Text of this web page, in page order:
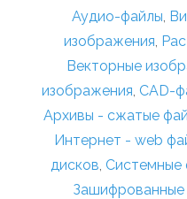
Аудио-файлы,
изображения,
Векторные
изображения, CAD-
Архивы - сжатые
Интернет - web
дисков, Системные
Зашифрованные